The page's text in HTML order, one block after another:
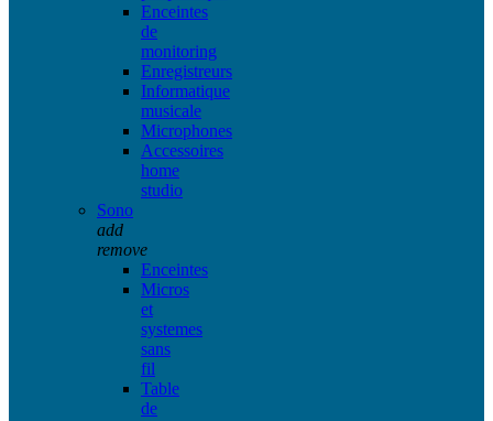
Enceintes
de
monitoring
Enregistreurs
Informatique
musicale
Microphones
Accessoires
home
studio
Sono
add
remove
Enceintes
Micros
et
systemes
sans
fil
Table
de